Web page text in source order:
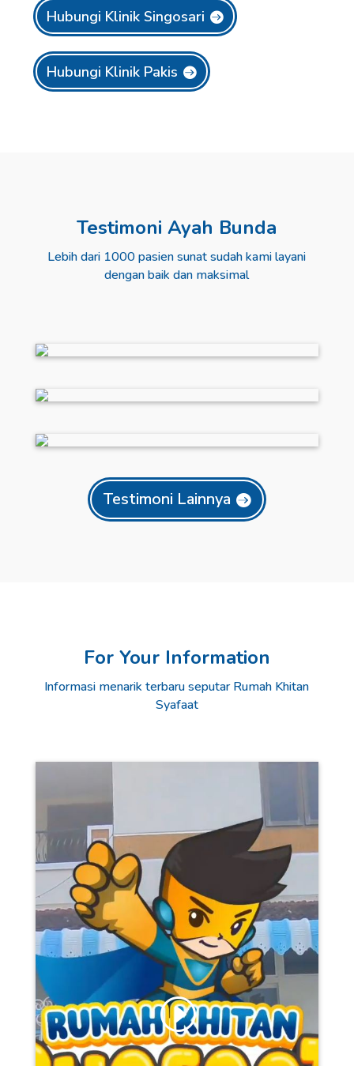
Hubungi Klinik Singosari
Hubungi Klinik Pakis
Testimoni Ayah Bunda
Lebih dari 1000 pasien sunat sudah kami layani
dengan baik dan maksimal
Testimoni Lainnya
For Your Information
Informasi menarik terbaru seputar Rumah Khitan
Syafaat